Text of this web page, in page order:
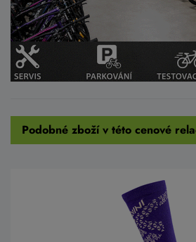
Podobné zboží v této cenové